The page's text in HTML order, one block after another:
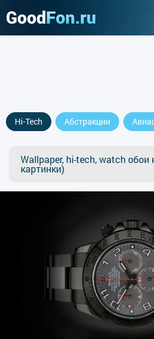
Hi-Tech Абстракции
Wallpaper, hi-tech, watch обои
картинки)